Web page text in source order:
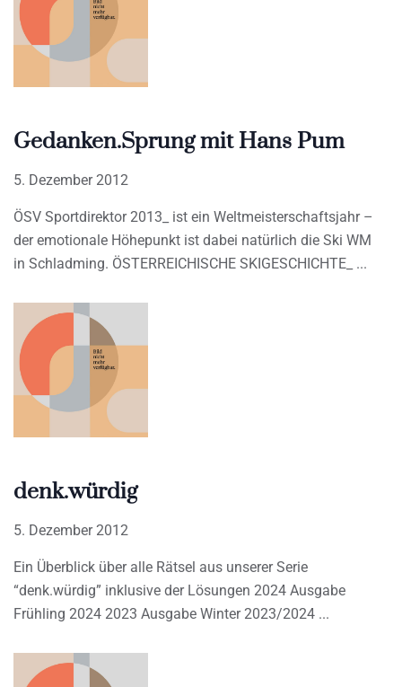
Gedanken.Sprung mit Hans Pum
5. Dezember 2012
ÖSV Sportdirektor 2013_ ist ein Weltmeisterschaftsjahr –
der emotionale Höhepunkt ist dabei natürlich die Ski WM
in Schladming. ÖSTERREICHISCHE SKIGESCHICHTE_
denk.würdig
5. Dezember 2012
Ein Überblick über alle Rätsel aus unserer Serie
“denk.würdig” inklusive der Lösungen 2024 Ausgabe
Frühling 2024 2023 Ausgabe Winter 2023/2024